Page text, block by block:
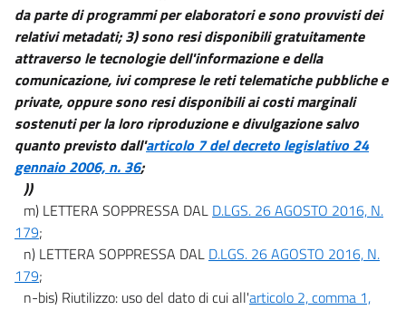
70
Capo VII
REGOLE TECNICHE
71
Capo VIII
((SISTEMA PUBBLICO DI CONNETTIVITÀ))
72
74
76 bis
da parte di programmi per elaboratori e sono provvisti dei
relativi metadati; 3) sono resi disponibili gratuitamente
attraverso le tecnologie dell'informazione e della
comunicazione, ivi comprese le reti telematiche pubbliche e
private, oppure sono resi disponibili ai costi marginali
sostenuti per la loro riproduzione e divulgazione salvo
quanto previsto dall'articolo 7 del decreto legislativo 24
gennaio 2006, n. 36;
))
m) LETTERA SOPPRESSA DAL D.LGS. 26 AGOSTO 2016, N.
179;
n) LETTERA SOPPRESSA DAL D.LGS. 26 AGOSTO 2016, N.
179;
n-bis) Riutilizzo: uso del dato di cui all'articolo 2, comma 1,